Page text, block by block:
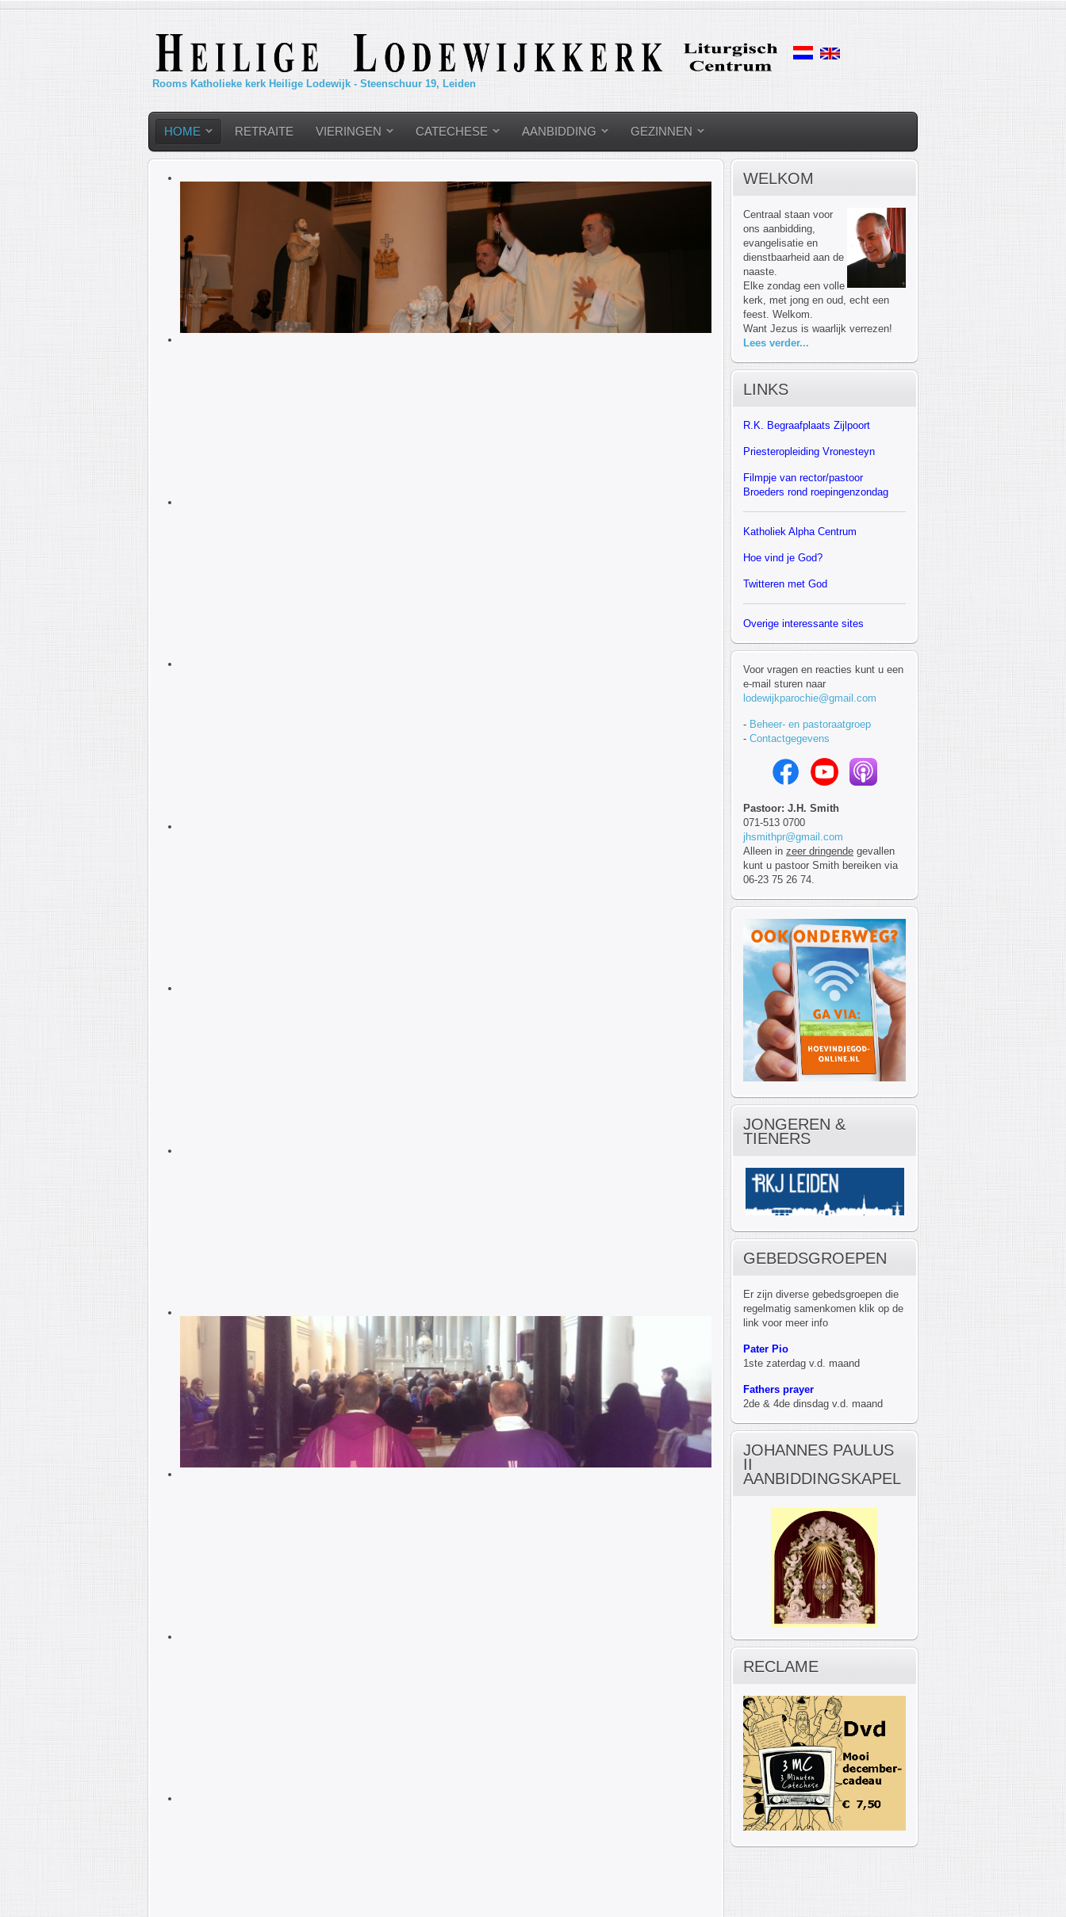
Rooms Katholieke kerk Heilige Lodewijk - Steenschuur 19, Leiden
HOME RETRAITE VIERINGEN CATECHESE AANBIDDING GEZINNEN
WELKOM
Centraal staan voor
ons aanbidding,
evangelisatie en
dienstbaarheid aan de
naaste.
Elke zondag een volle
kerk, met jong en oud, echt een
feest. Welkom.
Want Jezus is waarlijk verrezen!
Lees verder...
LINKS
R.K. Begraafplaats Zijlpoort
Priesteropleiding Vronesteyn
Filmpje van rector/pastoor
Broeders rond roepingenzondag
Katholiek Alpha Centrum
Hoe vind je God?
Twitteren met God
Overige interessante sites
Voor vragen en reacties kunt u een
e-mail sturen naar
lodewijkparochie@gmail.com
- Beheer- en pastoraatgroep
- Contactgegevens
Pastoor: J.H. Smith
071-513 0700
jhsmithpr@gmail.com
Alleen in zeer dringende gevallen
kunt u pastoor Smith bereiken via
06-23 75 26 74.
JONGEREN &
TIENERS
GEBEDSGROEPEN
Er zijn diverse gebedsgroepen die
regelmatig samenkomen klik op de
link voor meer info
Pater Pio
1ste zaterdag v.d. maand
Fathers prayer
2de & 4de dinsdag v.d. maand
JOHANNES PAULUS
II
AANBIDDINGSKAPEL
RECLAME